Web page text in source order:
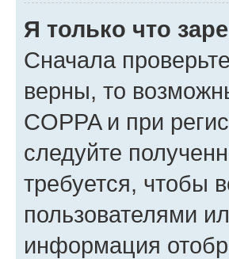
Я только что
Сначала
верны, то
COPPA и при
следуйте
требуется, чтобы
пользователями
информация